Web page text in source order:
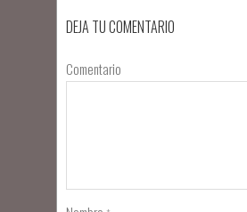
DEJA TU COMENTARIO
Comentario